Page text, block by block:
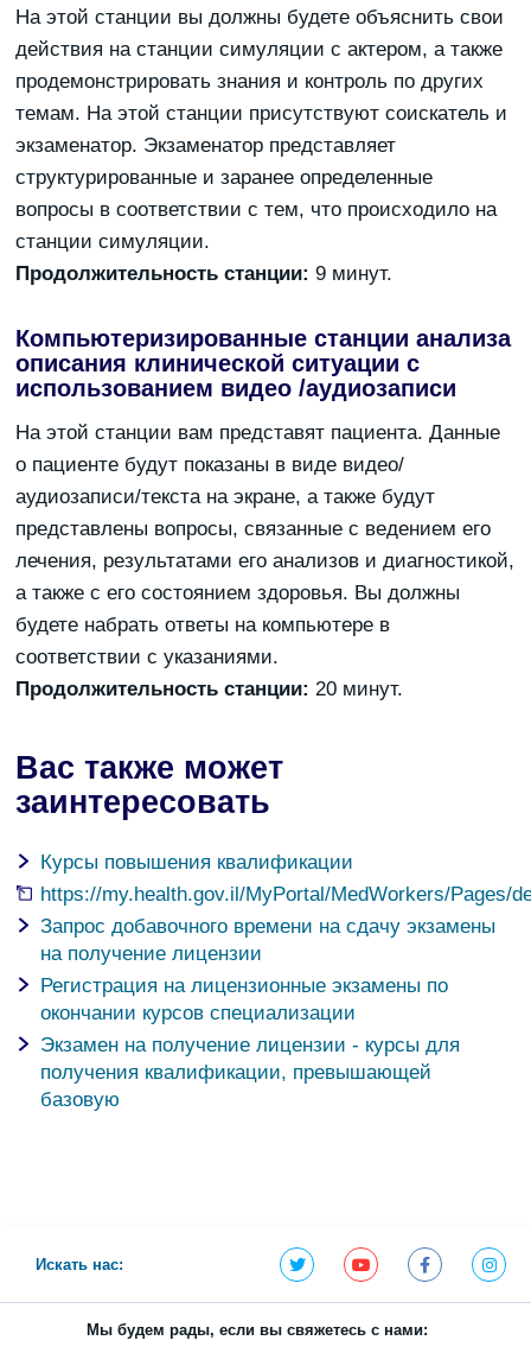
На этой станции вы должны будете объяснить свои
действия на станции симуляции с актером, а также
продемонстрировать знания и контроль по других
темам. На этой станции присутствуют соискатель и
экзаменатор. Экзаменатор представляет
структурированные и заранее определенные
вопросы в соответствии с тем, что происходило на
станции симуляции.
Продолжительность станции: 9 минут.
Компьютеризированные станции анализа
описания клинической ситуации с
использованием видео /аудиозаписи
На этой станции вам представят пациента. Данные
о пациенте будут показаны в виде видео/
аудиозаписи/текста на экране, а также будут
представлены вопросы, связанные с ведением его
лечения, результатами его анализов и диагностикой,
а также с его состоянием здоровья. Вы должны
будете набрать ответы на компьютере в
соответствии с указаниями.
Продолжительность станции: 20 минут.
Вас также может
заинтересовать
Курсы повышения квалификации
https://my.health.gov.il/MyPortal/MedWorkers/Pages/
Запрос добавочного времени на сдачу экзамены
на получение лицензии
Регистрация на лицензионные экзамены по
окончании курсов специализации
Экзамен на получение лицензии - курсы для
получения квалификации, превышающей
базовую
Мы будем рады, если вы свяжетесь с нами:
Искать нас: